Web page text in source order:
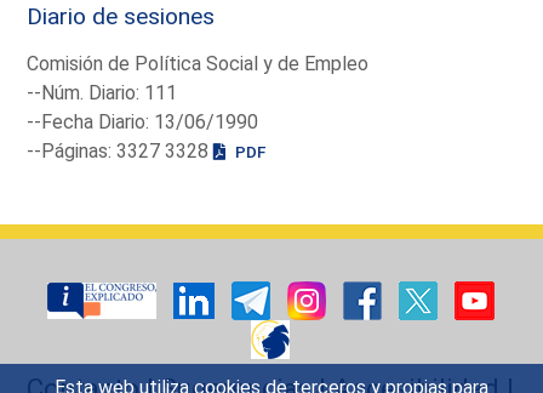
Esta web utiliza cookies de terceros y propias para
Diario de sesiones
Comisión de Política Social y de Empleo
--Núm. Diario: 111
--Fecha Diario: 13/06/1990
--Páginas: 3327 3328
PDF